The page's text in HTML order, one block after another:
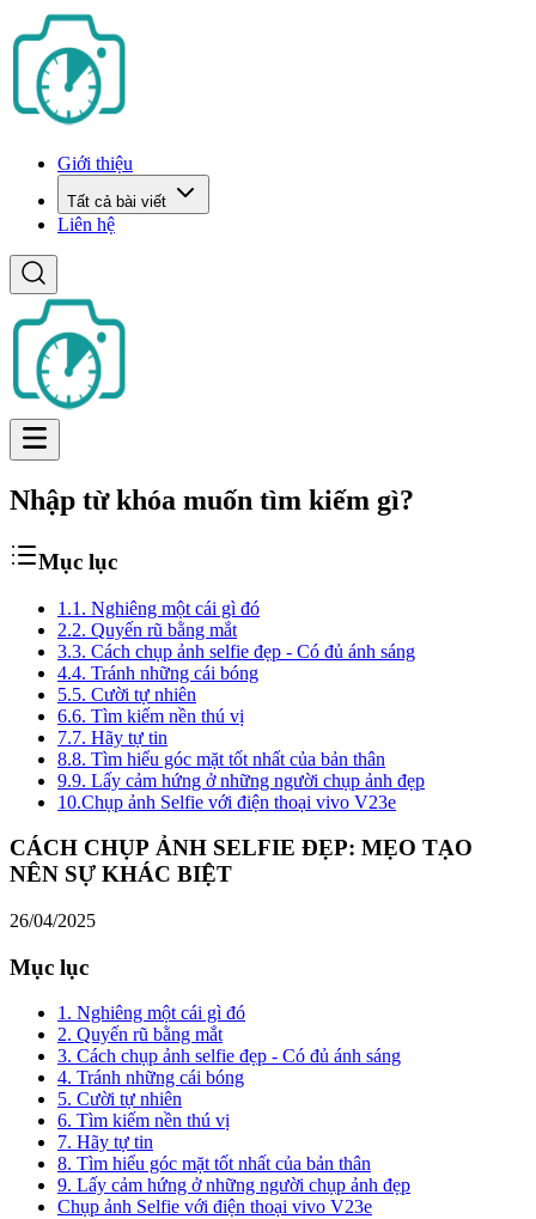
Giới thiệu
Tất cả bài viết
Liên hệ
Nhập từ khóa muốn tìm kiếm gì?
Mục lục
1.1. Nghiêng một cái gì đó
2.2. Quyến rũ bằng mắt
3.3. Cách chụp ảnh selfie đẹp - Có đủ ánh sáng
4.4. Tránh những cái bóng
5.5. Cười tự nhiên
6.6. Tìm kiếm nền thú vị
7.7. Hãy tự tin
8.8. Tìm hiểu góc mặt tốt nhất của bản thân
9.9. Lấy cảm hứng ở những người chụp ảnh đẹp
10.Chụp ảnh Selfie với điện thoại vivo V23e
CÁCH CHỤP ẢNH SELFIE ĐẸP: MẸO TẠO
NÊN SỰ KHÁC BIỆT
26/04/2025
Mục lục
1. Nghiêng một cái gì đó
2. Quyến rũ bằng mắt
3. Cách chụp ảnh selfie đẹp - Có đủ ánh sáng
4. Tránh những cái bóng
5. Cười tự nhiên
6. Tìm kiếm nền thú vị
7. Hãy tự tin
8. Tìm hiểu góc mặt tốt nhất của bản thân
9. Lấy cảm hứng ở những người chụp ảnh đẹp
Chụp ảnh Selfie với điện thoại vivo V23e